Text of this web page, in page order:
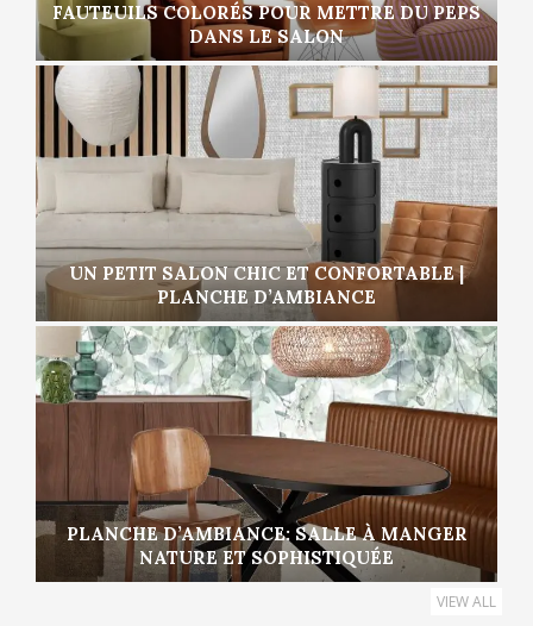
FAUTEUILS COLORÉS POUR METTRE DU PEPS
DANS LE SALON
UN PETIT SALON CHIC ET CONFORTABLE |
PLANCHE D’AMBIANCE
PLANCHE D’AMBIANCE: SALLE À MANGER
NATURE ET SOPHISTIQUÉE
VIEW ALL